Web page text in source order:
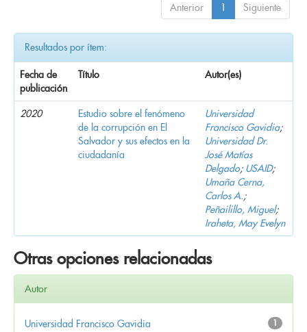
Anterior 1 Siguiente
Resultados por ítem:
Fecha de
publicación
Título Autor(es)
2020
Estudio sobre el fenómeno
de la corrupción en El
Salvador y sus efectos en la
ciudadanía
Universidad
Francisco Gavidia;
Universidad Dr.
José Matías
Delgado; USAID;
Umaña Cerna,
Carlos A.;
Peñailillo, Miguel;
Iraheta, May Evelyn
Otras opciones relacionadas
Autor
1
Universidad Francisco Gavidia